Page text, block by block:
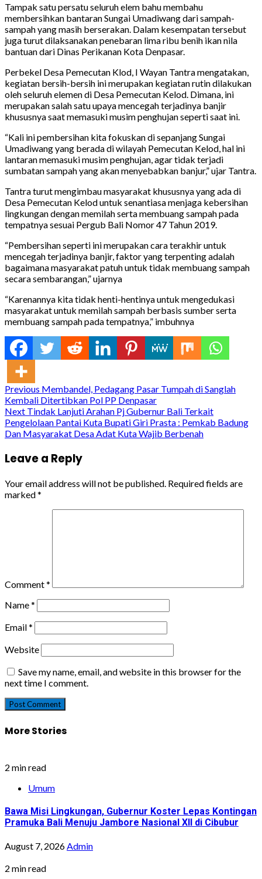
Tampak satu persatu seluruh elem bahu membahu
membersihkan bantaran Sungai Umadiwang dari sampah-
sampah yang masih berserakan. Dalam kesempatan tersebut
juga turut dilaksanakan penebaran lima ribu benih ikan nila
bantuan dari Dinas Perikanan Kota Denpasar.
Perbekel Desa Pemecutan Klod, I Wayan Tantra mengatakan,
kegiatan bersih-bersih ini merupakan kegiatan rutin dilakukan
oleh seluruh elemen di Desa Pemecutan Kelod. Dimana, ini
merupakan salah satu upaya mencegah terjadinya banjir
khususnya saat memasuki musim penghujan seperti saat ini.
“Kali ini pembersihan kita fokuskan di sepanjang Sungai
Umadiwang yang berada di wilayah Pemecutan Kelod, hal ini
lantaran memasuki musim penghujan, agar tidak terjadi
sumbatan sampah yang akan menyebabkan banjur,” ujar Tantra.
Tantra turut mengimbau masyarakat khususnya yang ada di
Desa Pemecutan Kelod untuk senantiasa menjaga kebersihan
lingkungan dengan memilah serta membuang sampah pada
tempatnya sesuai Pergub Bali Nomor 47 Tahun 2019.
“Pembersihan seperti ini merupakan cara terakhir untuk
mencegah terjadinya banjir, faktor yang terpenting adalah
bagaimana masyarakat patuh untuk tidak membuang sampah
secara sembarangan,” ujarnya
“Karenannya kita tidak henti-hentinya untuk mengedukasi
masyarakat untuk memilah sampah berbasis sumber serta
membuang sampah pada tempatnya,” imbuhnya
Continue
Reading
Previous Membandel, Pedagang Pasar Tumpah di Sanglah
Kembali Ditertibkan Pol PP Denpasar
Next Tindak Lanjuti Arahan Pj Gubernur Bali Terkait
Pengelolaan Pantai Kuta Bupati Giri Prasta : Pemkab Badung
Dan Masyarakat Desa Adat Kuta Wajib Berbenah
Leave a Reply
Your email address will not be published. Required fields are
marked*
Comment*
Name*
Email*
Website
Save my name, email, and website in this browser for the
next time I comment.
More Stories
2 min read
Umum
Bawa Misi Lingkungan, Gubernur Koster Lepas Kontingan
Pramuka Bali Menuju Jambore Nasional XII di Cibubur
August 7, 2026Admin
2 min read